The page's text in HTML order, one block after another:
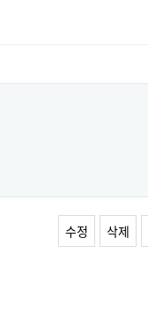
수정 삭제